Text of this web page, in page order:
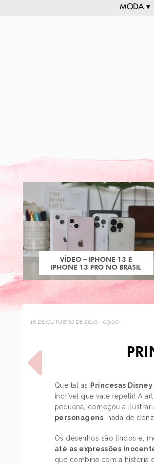
MODA ▾
VÍDEO – IPHONE 13 E
IPHONE 13 PRO NO BRASIL
18 DE OUTUBRO DE 2016 - 09:00
Que tal as Princesas
incrível que vale repetir! A
pequena, começou a
personagens , nada de
Os desenhos são lindos e,
até as expressões
que combina com a história
POST ANTERIOR
TAG - 40 PERGUNTAS DE